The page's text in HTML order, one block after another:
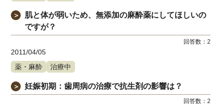
＞
肌と体が弱いため、無添加の麻酔薬にしてほしいの
ですが？
回答数： 2
2011/04/05
薬・麻酔
治療中
＞ 妊娠初期：歯周病の治療で抗生剤の影響は？
回答数： 2